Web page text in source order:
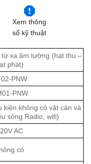
Xem thông
số kỹ thuật
xa âm tường (hạt thu –
phát)
PNW
PNW
kiện không có vật cản và
sóng Radio, wifi)
AC
có